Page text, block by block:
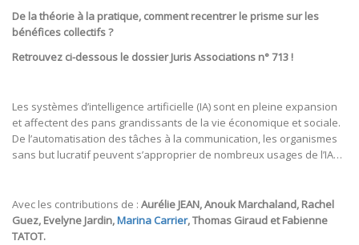
De la théorie à la pratique, comment recentrer le prisme sur les
bénéfices collectifs ?
Retrouvez ci-dessous le dossier Juris Associations n° 713 !
Les systèmes d’intelligence artificielle (IA) sont en pleine expansion
et affectent des pans grandissants de la vie économique et sociale.
De l’automatisation des tâches à la communication, les organismes
sans but lucratif peuvent s’approprier de nombreux usages de l’IA…
Avec les contributions de : Aurélie JEAN, Anouk Marchaland, Rachel
Guez, Evelyne Jardin,Marina Carrier, Thomas Giraud et Fabienne
TATOT.